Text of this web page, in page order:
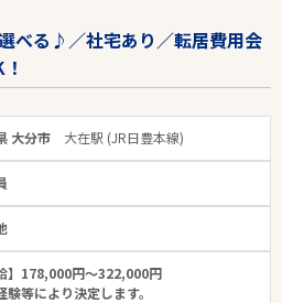
べる♪／社宅あり／転居費用会
大分市 大在駅 (JR日豊本線)
】178,000円～322,000円
等により決定します。